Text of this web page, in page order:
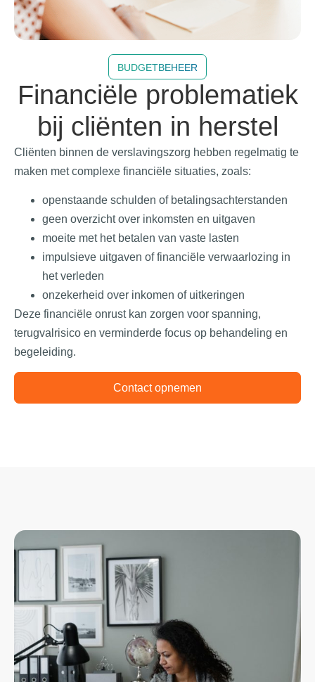
BUDGETBEHEER
Financiële problematiek
bij cliënten in herstel
Cliënten binnen de verslavingszorg hebben regelmatig te
maken met complexe financiële situaties, zoals:
openstaande schulden of betalingsachterstanden
geen overzicht over inkomsten en uitgaven
moeite met het betalen van vaste lasten
impulsieve uitgaven of financiële verwaarlozing in
het verleden
onzekerheid over inkomen of uitkeringen
Deze financiële onrust kan zorgen voor spanning,
terugvalrisico en verminderde focus op behandeling en
begeleiding.
Contact opnemen